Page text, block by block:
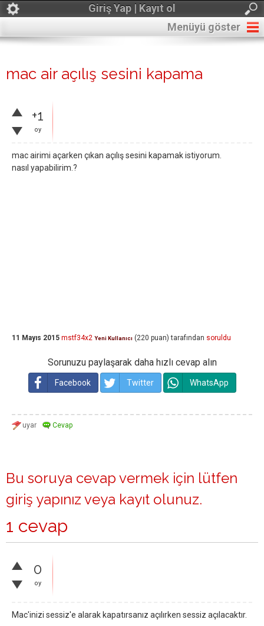
Giriş Yap | Kayıt ol
Menüyü göster
mac air açılış sesini kapama
+1
oy
mac airimi açarken çıkan açılış sesini kapamak istiyorum.
nasıl yapabilirim.?
11 Mayıs 2015 mstf34x2 Yeni Kullanıcı (220 puan) tarafından soruldu
Sorunuzu paylaşarak daha hızlı cevap alın
Facebook Twitter WhatsApp
Bu soruya cevap vermek için lütfen
giriş yapınız veya kayıt olunuz.
1 cevap
0
oy
Mac'inizi sessiz'e alarak kapatırsanız açılırken sessiz açılacaktır.